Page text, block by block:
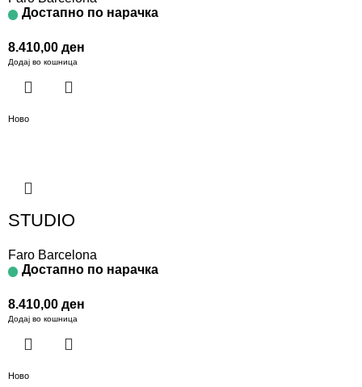
Достапно по нарачка
8.410,00 ден
Додај во кошница
Ново
STUDIO
Faro Barcelona
Достапно по нарачка
8.410,00 ден
Додај во кошница
Ново